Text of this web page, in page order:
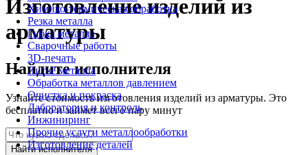
Химико-термическая обработка
Резка металла
Гибка металла
Сварочные работы
3D-печать
Литьё металла
Обработка металлов давлением
Очистка и покраска
Лаборатория и контроль
Инжиниринг
Прочие услуги металлообработки
Изготовление деталей
Изготовление изделий из
арматуры
Найдите исполнителя
Узнайте стоимость изготовления изделий из арматуры. Это
бесплатно и займет всего пару минут
Найти исполнителя